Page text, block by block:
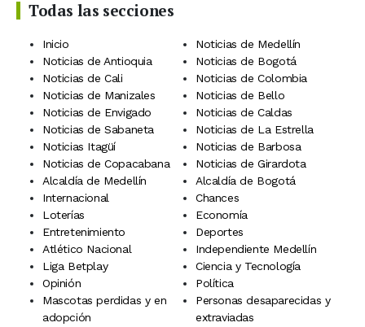
Todas las secciones
Inicio
Noticias de Medellín
Noticias de Antioquia
Noticias de Bogotá
Noticias de Cali
Noticias de Colombia
Noticias de Manizales
Noticias de Bello
Noticias de Envigado
Noticias de Caldas
Noticias de Sabaneta
Noticias de La Estrella
Noticias Itagüí
Noticias de Barbosa
Noticias de Copacabana
Noticias de Girardota
Alcaldía de Medellín
Alcaldía de Bogotá
Internacional
Chances
Loterías
Economía
Entretenimiento
Deportes
Atlético Nacional
Independiente Medellín
Liga Betplay
Ciencia y Tecnología
Opinión
Política
Mascotas perdidas y en
adopción
Personas desaparecidas y
extraviadas